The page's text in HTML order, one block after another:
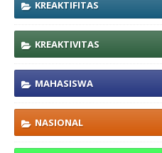
KREAKTIFITAS
KREAKTIVITAS
MAHASISWA
NASIONAL